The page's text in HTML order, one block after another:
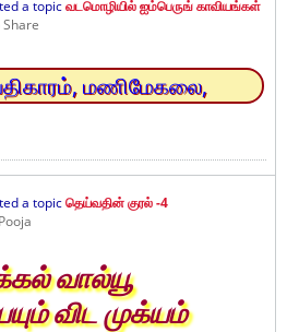
a topicவடமொழியில் ஐம்பெருங் காவியங்கள்
மணிமேகலை,
a topicதெய்வதின் குரல் -4
வால்யூ
விட முக்யம்